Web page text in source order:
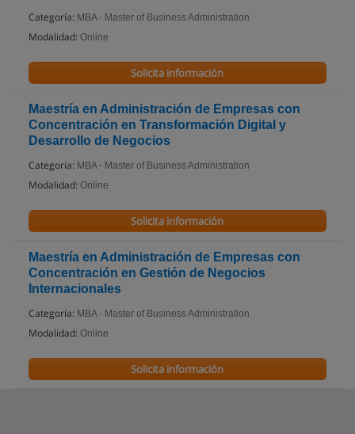
Categoría: MBA - Master of Business Administration
Modalidad: Online
Solicita información
Maestría en Administración de Empresas con
Concentración en Transformación Digital y
Desarrollo de Negocios
Categoría: MBA - Master of Business Administration
Modalidad: Online
Solicita información
Maestría en Administración de Empresas con
Concentración en Gestión de Negocios
Internacionales
Categoría: MBA - Master of Business Administration
Modalidad: Online
Solicita información